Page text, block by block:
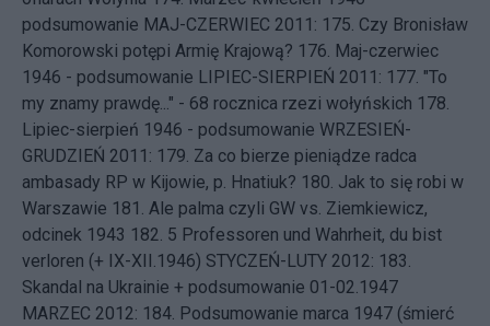
podsumowanie MAJ-CZERWIEC 2011: 175. Czy Bronisław
Komorowski potępi Armię Krajową? 176. Maj-czerwiec
1946 - podsumowanie LIPIEC-SIERPIEŃ 2011: 177. "To
my znamy prawdę..." - 68 rocznica rzezi wołyńskich 178.
Lipiec-sierpień 1946 - podsumowanie WRZESIEŃ-
GRUDZIEŃ 2011: 179. Za co bierze pieniądze radca
ambasady RP w Kijowie, p. Hnatiuk? 180. Jak to się robi w
Warszawie 181. Ale palma czyli GW vs. Ziemkiewicz,
odcinek 1943 182. 5 Professoren und Wahrheit, du bist
verloren (+ IX-XII.1946) STYCZEŃ-LUTY 2012: 183.
Skandal na Ukrainie + podsumowanie 01-02.1947
MARZEC 2012: 184. Podsumowanie marca 1947 (śmierć